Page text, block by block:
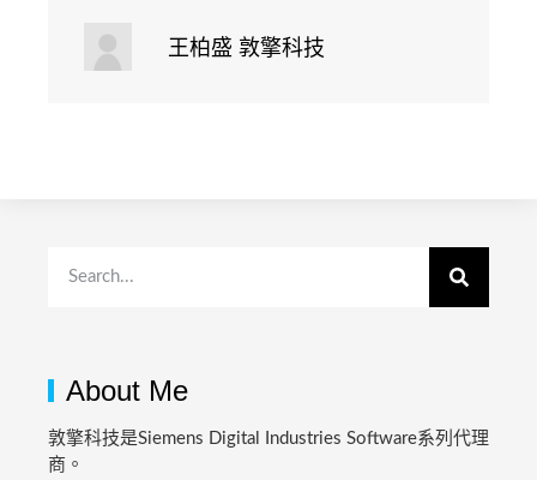
王柏盛 敦擎科技
About Me
敦擎科技是Siemens Digital Industries Software系列代理
商。